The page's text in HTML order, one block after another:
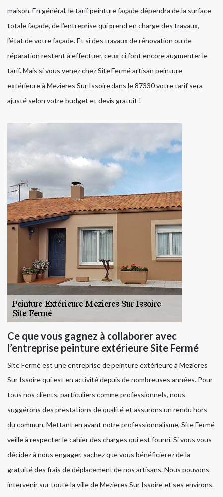
maison. En général, le tarif peinture façade dépendra de la surface
totale façade, de l’entreprise qui prend en charge des travaux,
l’état de votre façade. Et si des travaux de rénovation ou de
réparation restent à effectuer, ceux-ci font encore augmenter le
tarif. Mais si vous venez chez Site Fermé artisan peinture
extérieure à Mezieres Sur Issoire dans le 87330 votre tarif sera
ajusté selon votre budget et devis gratuit !
Ce que vous gagnez à collaborer avec
l’entreprise peinture extérieure Site Fermé
Site Fermé est une entreprise de peinture extérieure à Mezieres
Sur Issoire qui est en activité depuis de nombreuses années. Pour
tous nos clients, particuliers comme professionnels, nous
suggérons des prestations de qualité et assurons un rendu hors
du commun. Mettant en avant notre professionnalisme, Site Fermé
veille à respecter le cahier des charges qui est fourni. Si vous vous
décidez à nous engager, sachez que vous bénéficierez de la
gratuité des frais de déplacement de nos artisans. Nous pouvons
intervenir sur toute la ville de Mezieres Sur Issoire et ses environs.